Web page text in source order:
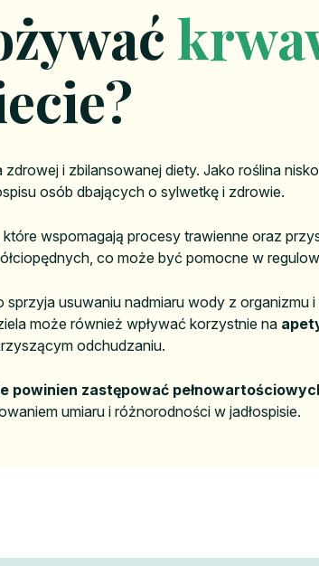
i zbilansowanej diety. Jako roślina
osób dbających o sylwetkę i zdrowie.
które wspomagają procesy trawienne oraz
co może być pomocne w
sprzyja usuwaniu nadmiaru wody z organizmu
może również wpływać korzystnie na
odchudzaniu.
powinien zastępować
umiaru i różnorodności w jadłospisie.